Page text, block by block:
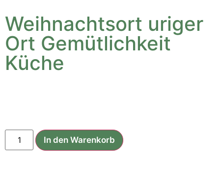
Weihnachtsort uriger
Ort Gemütlichkeit
Küche
In den Warenkorb